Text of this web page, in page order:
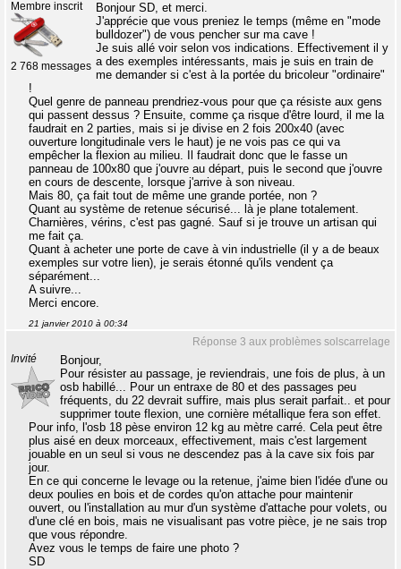
Membre inscrit
2 768 messages
Bonjour SD, et merci.
J'apprécie que vous preniez le temps (même en "mode
bulldozer") de vous pencher sur ma cave !
Je suis allé voir selon vos indications. Effectivement il y
a des exemples intéressants, mais je suis en train de
me demander si c'est à la portée du bricoleur "ordinaire"
!
Quel genre de panneau prendriez-vous pour que ça résiste aux gens
qui passent dessus ? Ensuite, comme ça risque d'être lourd, il me la
faudrait en 2 parties, mais si je divise en 2 fois 200x40 (avec
ouverture longitudinale vers le haut) je ne vois pas ce qui va
empêcher la flexion au milieu. Il faudrait donc que le fasse un
panneau de 100x80 que j'ouvre au départ, puis le second que j'ouvre
en cours de descente, lorsque j'arrive à son niveau.
Mais 80, ça fait tout de même une grande portée, non ?
Quant au système de retenue sécurisé... là je plane totalement.
Charnières, vérins, c'est pas gagné. Sauf si je trouve un artisan qui
me fait ça.
Quant à acheter une porte de cave à vin industrielle (il y a de beaux
exemples sur votre lien), je serais étonné qu'ils vendent ça
séparément...
A suivre...
Merci encore.
21 janvier 2010 à 00:34
Réponse 3 aux problèmes solscarrelage
Invité
Bonjour,
Pour résister au passage, je reviendrais, une fois de plus, à un
osb habillé... Pour un entraxe de 80 et des passages peu
fréquents, du 22 devrait suffire, mais plus serait parfait.. et pour
supprimer toute flexion, une cornière métallique fera son effet.
Pour info, l'osb 18 pèse environ 12 kg au mètre carré. Cela peut être
plus aisé en deux morceaux, effectivement, mais c'est largement
jouable en un seul si vous ne descendez pas à la cave six fois par
jour.
En ce qui concerne le levage ou la retenue, j'aime bien l'idée d'une ou
deux poulies en bois et de cordes qu'on attache pour maintenir
ouvert, ou l'installation au mur d'un système d'attache pour volets, ou
d'une clé en bois, mais ne visualisant pas votre pièce, je ne sais trop
que vous répondre.
Avez vous le temps de faire une photo ?
SD